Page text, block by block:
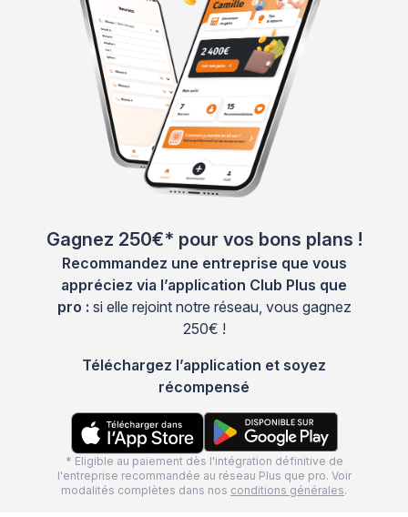
Gagnez 250€* pour vos bons plans !
Recommandez une entreprise que vous
appréciez via l’application Club Plus que
pro : si elle rejoint notre réseau, vous gagnez
250€ !
Téléchargez l’application et soyez
récompensé
* Eligible au paiement dès l'intégration définitive de
l'entreprise recommandée au réseau Plus que pro. Voir
modalités complètes dans nos conditions générales.